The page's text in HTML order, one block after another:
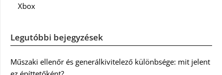
Xbox
Legutóbbi bejegyzések
Műszaki ellenőr és generálkivitelező különbsége: mit jelent